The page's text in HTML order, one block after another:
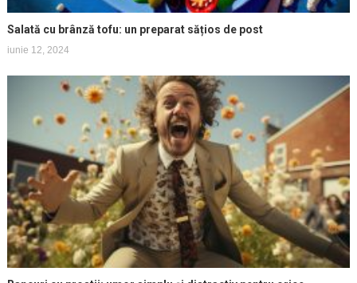
Salată cu brânză tofu: un preparat sățios de post
iunie 12, 2024